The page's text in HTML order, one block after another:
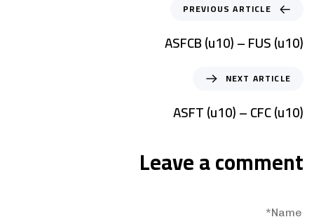
PREVIOUS ARTICLE
ASFCB (u10) – FUS (u10)
NEXT ARTICLE
ASFT (u10) – CFC (u10)
Leave a comment